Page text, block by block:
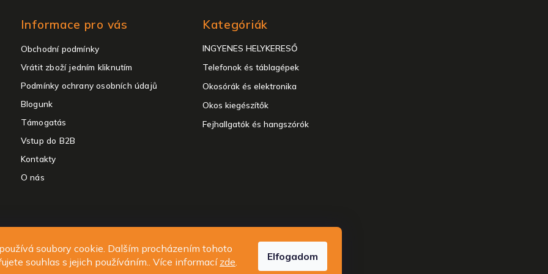
soubory cookie. Dalším procházením tohoto
souhlas s jejich používáním.. Více informací zde. Elfogadom
Informace pro vás
Obchodní podmínky
Vrátit zboží jedním kliknutím
Podmínky ochrany osobních údajů
Blogunk
Támogatás
Vstup do B2B
Kontakty
O nás
átugrása
Kategóriák
INGYENES HELYKERESŐ
Telefonok és táblagépek
Okosórák és elektronika
Okos kiegészítők
Fejhallgatók és hangszórók
2026 ALIGATOR - telefony, chytré hodinky a příslušenství . Minden jog fenntartva.
Süti beállítások szerkesztése